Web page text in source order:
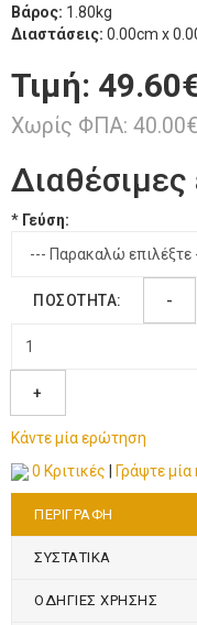
Βάρος: 1.80kg
Διαστάσεις: 0.00cm x
Τιμή:
Χωρίς ΦΠΑ: 40.00€
Διαθέσιμες
* Γεύση:
ΠΟΣΌΤΗΤΑ: -
+
Κάντε μία ερώτηση
0 Κριτικές
Γράψτε μία
ΠΕΡΙΓΡΑΦΉ
ΣΥΣΤΑΤΙΚΑ
ΟΔΗΓΙΕΣ ΧΡΗΣΗΣ